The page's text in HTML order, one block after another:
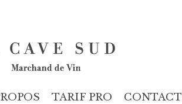
TARIF PRO CONTACT